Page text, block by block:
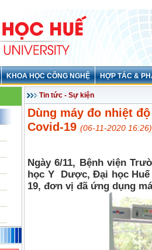
KHOA HỌC CÔNG NGHỆ HỢP TÁC &
Tin tức - Sự kiện
Dùng máy đo nhiệt
Covid-19 (06-11-2020 16:26)
Ngày 6/11, Bệnh viện
học Y Dược, Đại học
19, đơn vị đã ứng dụng